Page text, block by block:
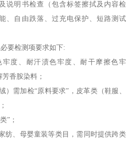
说明书检查（包含标签擦拭及内容检
、自由跌落、过充电保护、短路测试
要检测项要求如下:
牢度、耐汗渍色牢度、耐干摩擦色牢
香胺染料；
）需加检“原料要求”，皮革类（鞋服、
”；
纺、母婴童装等类目，需同时提供跨类